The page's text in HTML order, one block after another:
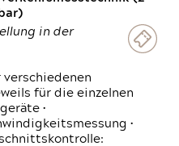
in der
für die einzelnen
•
•